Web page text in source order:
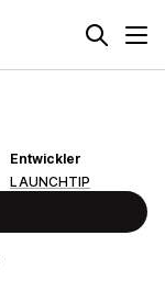
Entwickler
LAUNCHTIP